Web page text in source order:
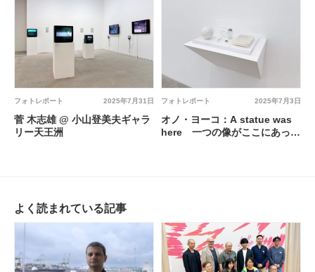
2025年7月31日
フォトレポート
菅 木志雄 @ 小山登美夫ギャラ
リー天王洲
2025年7月3日
フォトレポート
オノ・ヨーコ：A statue was
here 一つの像がここにあった
よく読まれている記事